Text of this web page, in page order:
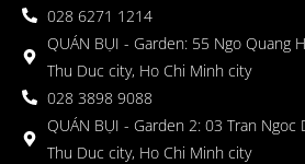
028 6271 1214
QUÁN BỤI - Garden: 55 Ngo Quang
Thu Duc city, Ho Chi Minh city
028 3898 9088
QUÁN BỤI - Garden 2: 03 Tran Ngoc
Thu Duc city, Ho Chi Minh city